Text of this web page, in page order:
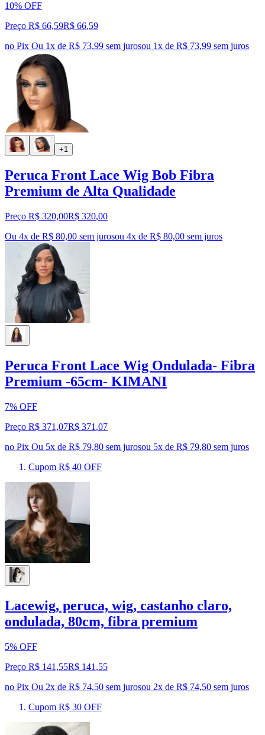
10% OFF
Preço R$ 66,59R$ 66,59
no Pix Ou 1x de R$ 73,99 sem jurosou 1x de R$ 73,99 sem juros
+1
Peruca Front Lace Wig Bob Fibra
Premium de Alta Qualidade
Preço R$ 320,00R$ 320,00
Ou 4x de R$ 80,00 sem jurosou 4x de R$ 80,00 sem juros
Peruca Front Lace Wig Ondulada- Fibra
Premium -65cm- KIMANI
7% OFF
Preço R$ 371,07R$ 371 ,07
no Pix Ou 5x de R$ 79,80 sem jurosou 5x de R$ 79,80 sem juros
Cupom R$ 40 OFF
Lacewig, peruca, wig, castanho claro,
ondulada, 80cm, fibra premium
5% OFF
Preço R$ 141,55R$ 141 ,55
no Pix Ou 2x de R$ 74,50 sem jurosou 2x de R$ 74,50 sem juros
Cupom R$ 30 OFF